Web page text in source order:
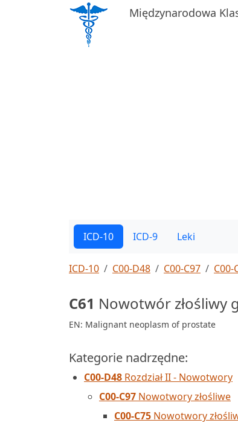
Międzynarodowa
ICD-10 ICD-9 Leki
ICD-10 C00-D48 C00-C97 C00-
C61 Nowotwór złośliwy
EN: Malignant neoplasm of prostate
Kategorie nadrzędne:
C00-D48 Rozdział II - Nowotwory
C00-C97 Nowotwory złośliwe
C00-C75 Nowotwory